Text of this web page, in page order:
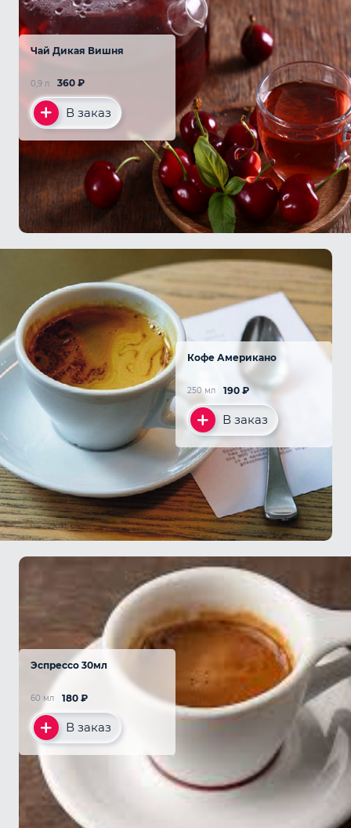
Чай Дикая Вишня
360 ₽
0,9 л
В заказ
Кофе Американо
190 ₽
250 мл
В заказ
Эспрессо 30мл
180 ₽
60 мл
В заказ